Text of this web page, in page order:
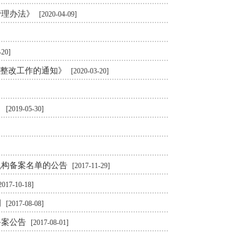
办法》 [2020-04-09]
改工作的通知》 [2020-03-20]
[2019-05-30]
备案名单的公告 [2017-11-29]
10-18]
[2017-08-08]
公告 [2017-08-01]